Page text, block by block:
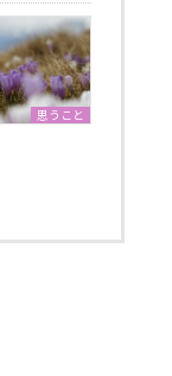
思うこと